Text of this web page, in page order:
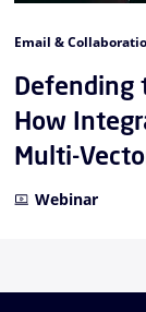
Email &
Defending
How
Multi-
Webinar